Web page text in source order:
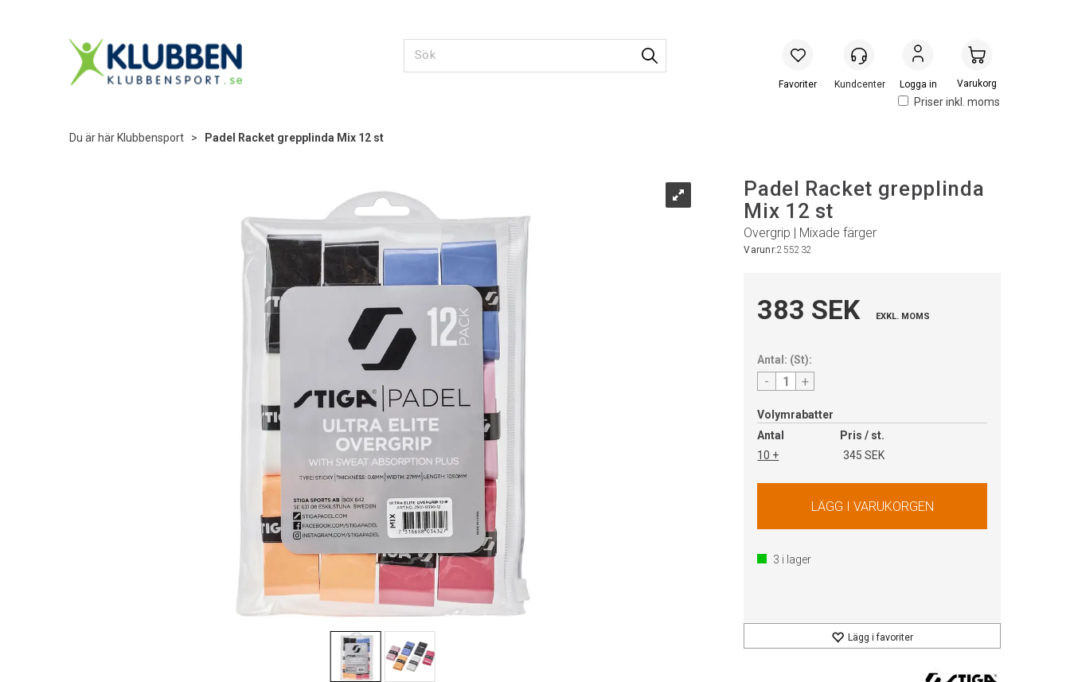
Priser inkl. moms
Logga in Handlevogn
Du är här Klubbensport > Padel Racket grepplinda Mix 12 st
Padel Racket grepplinda
Mix 12 st
Overgrip | Mixade färger
Varunr:255232
383 SEK EXKL. MOMS
Antal: (St):
- +
Volymrabatter
Antal
Pris / st.
10 +
345 SEK
3 i lager
Lägg i favoriter